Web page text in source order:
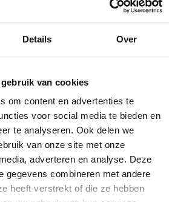
Details Over
van cookies
om content en advertenties te
voor social media te bieden en
te analyseren. Ook delen we
van onze site met onze
adverteren en analyse. Deze
gegevens combineren met andere
heeft verstrekt of die ze hebben